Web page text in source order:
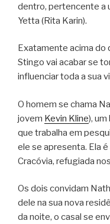
dentro, pertencente a
Yetta (Rita Karin).
Exatamente acima do
Stingo vai acabar se
influenciar toda a sua
O homem se chama
jovem Kevin Kline),
que trabalha em
ele se apresenta. Ela
Cracóvia, refugiada
Os dois convidam
dele na sua nova
da noite, o casal se